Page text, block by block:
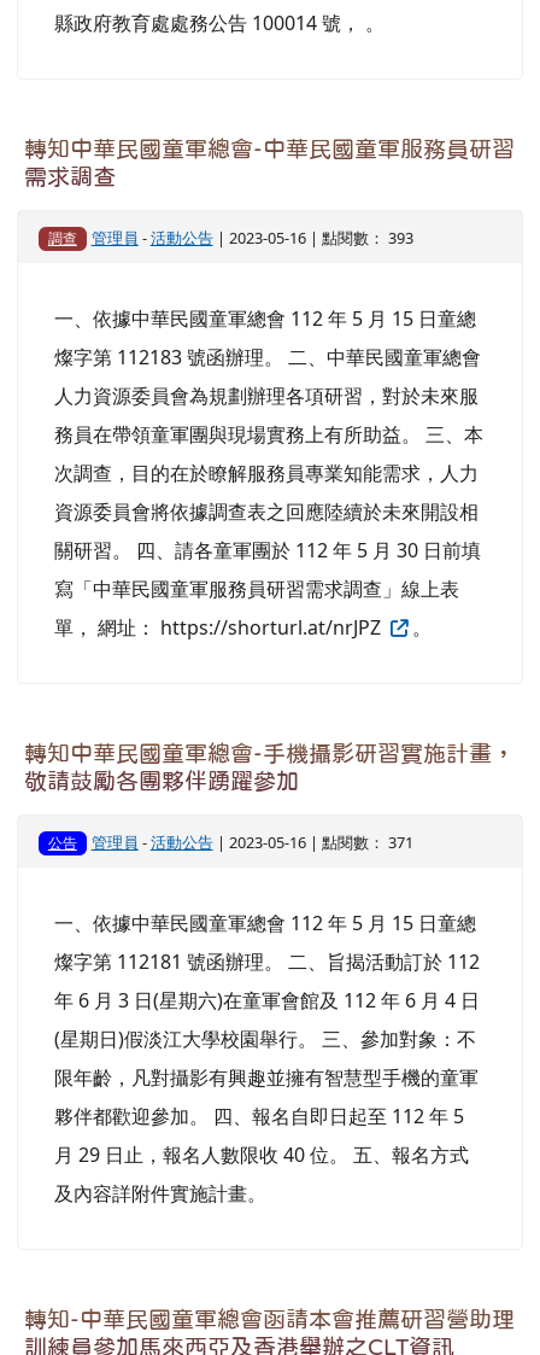
縣政府教育處處務公告 100014 號， 。
轉知中華民國童軍總會-中華民國童軍服務員研習
需求調查
調查 管理員 -活動公告| 2023-05-16 | 點閱數： 393
一、依據中華民國童軍總會 112 年 5 月 15 日童總
燦字第 112183 號函辦理。 二、中華民國童軍總會
人力資源委員會為規劃辦理各項研習，對於未來服
務員在帶領童軍團與現場實務上有所助益。 三、本
次調查，目的在於瞭解服務員專業知能需求，人力
資源委員會將依據調查表之回應陸續於未來開設相
關研習。 四、請各童軍團於 112 年 5 月 30 日前填
寫「中華民國童軍服務員研習需求調查」線上表
單， 網址： https://shorturl.at/nrJPZ
。
轉知中華民國童軍總會-手機攝影研習實施計畫，
敬請鼓勵各團夥伴踴躍參加
公告 管理員 -活動公告| 2023-05-16 | 點閱數： 371
一、依據中華民國童軍總會 112 年 5 月 15 日童總
燦字第 112181 號函辦理。 二、旨揭活動訂於 112
年 6 月 3 日(星期六)在童軍會館及 112 年 6 月 4 日
(星期日)假淡江大學校園舉行。 三、參加對象：不
限年齡，凡對攝影有興趣並擁有智慧型手機的童軍
夥伴都歡迎參加。 四、報名自即日起至 112 年 5
月 29 日止，報名人數限收 40 位。 五、報名方式
及內容詳附件實施計畫。
轉知-中華民國童軍總會函請本會推薦研習營助理
訓練員參加馬來西亞及香港舉辦之CLT資訊